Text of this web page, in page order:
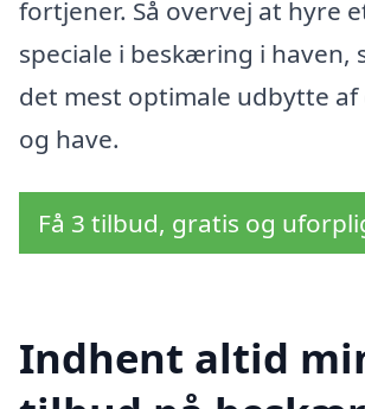
fortjener. Så overvej at hyre
speciale i beskæring i haven,
det mest optimale udbytte
og have.
Få 3 tilbud, gratis og
Indhent altid